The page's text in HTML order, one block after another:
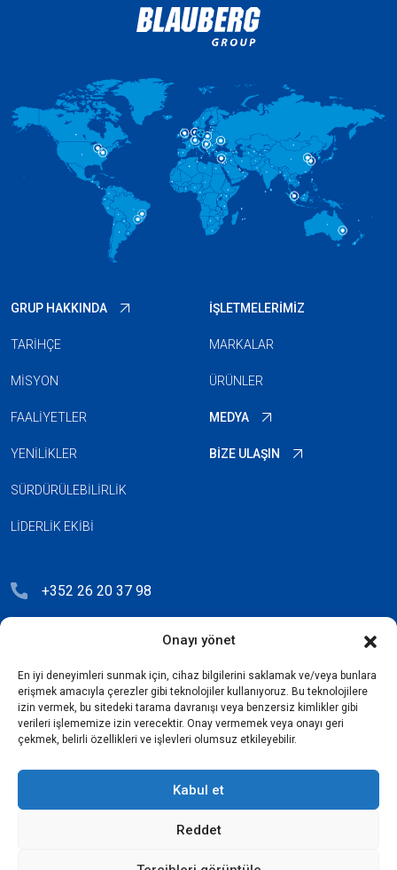
Onayı yönet
En iyi deneyimleri sunmak için, cihaz bilgilerini saklamak ve/veya bunlara
erişmek amacıyla çerezler gibi teknolojiler kullanıyoruz. Bu teknolojilere
izin vermek, bu sitedeki tarama davranışı veya benzersiz kimlikler gibi
verileri işlememize izin verecektir. Onay vermemek veya onayı geri
çekmek, belirli özellikleri ve işlevleri olumsuz etkileyebilir.
Kabul et
Reddet
GRUP HAKKINDA
TARIHÇE
MISYON
FAALIYETLER
YENILIKLER
SÜRDÜRÜLEBILIRLIK
LIDERLIK EKIBI
İŞLETMELERIMIZ
MARKALAR
ÜRÜNLER
MEDYA
BIZE ULAŞIN
+352 26 20 37 98
Registration: R.C.S. B222893
Lisans anlaşması